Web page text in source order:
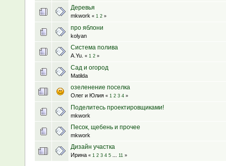
Деревья
mkwork « 1 2 »
про яблони
kolyan
Система полива
A.Yu. « 1 2 »
Сад и огород
Matilda
озеленение поселка
Олег и Юлия « 1 2 3 4 »
Поделитесь проектировщиками!
mkwork
Песок, щебень и прочее
mkwork
Дизайн участка
Ирина « 1 2 3 4 5 11 »